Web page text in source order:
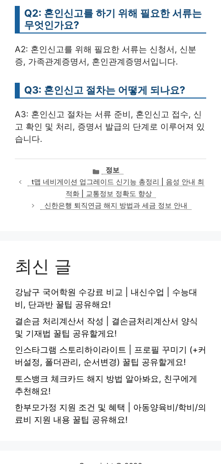
Q2: 혼인신고를 하기 위해 필요한 서류는
무엇인가요?
A2: 혼인신고를 위해 필요한 서류는 신청서, 신분
증, 가족관계증명서, 혼인관계증명서입니다.
Q3: 혼인신고 절차는 어떻게 되나요?
A3: 혼인신고 절차는 서류 준비, 혼인신고 접수, 신
고 확인 및 처리, 증명서 발급의 단계로 이루어져 있
습니다.
카
테
고
리
정보
t맵 네비게이션 업그레이드 신기능 총정리 | 음성 안내 최
적화 | 교통정보 정확도 향상
신한은행 퇴직연금 해지 방법과 세금 정보 안내
최신 글
강남구 국어학원 수강료 비교 | 내신수업 | 수능대
비, 단과반 꿀팁 공유해요!
결손금 처리계산서 작성 | 결손금처리계산서 양식
및 기재법 꿀팁 공유할게요!
인스타그램 스토리하이라이트 | 프로필 꾸미기 (+커
버설정, 폴더관리, 순서변경) 꿀팁 공유할게요!
토스뱅크 체크카드 해지 방법 알아봐요, 친구에게
추천해요!
한부모가정 지원 조건 및 혜택 | 아동양육비/학비/의
료비 지원 내용 꿀팁 공유해요!